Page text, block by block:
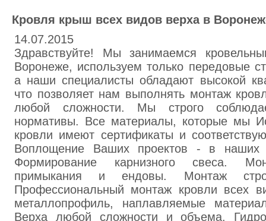
Кровля крыш всех видов верха в
14.07.2015
Здравствуйте! Мы занимаемся
Воронеже, используем только передовые
а наши специалисты обладают высокой
что позволяет нам выполнять монтаж
любой сложности. Мы строго
нормативы. Все материалы, которые мы
кровли имеют сертификаты и
Воплощение Ваших проектов - в наших
Формирование карнизного свеса.
примыкания и ендовы. Монтаж
Профессиональный монтаж кровли всех
металлопрофиль, наплавляемые
Верха любой сложности и объема.